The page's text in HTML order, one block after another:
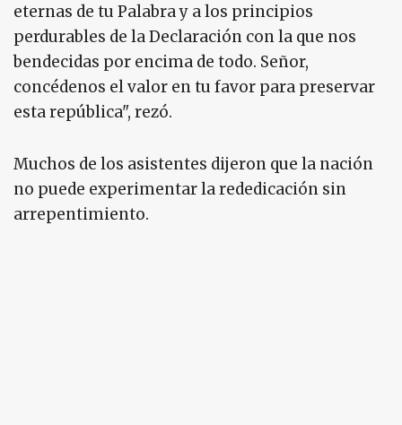
eternas de tu Palabra y a los principios
perdurables de la Declaración con la que nos
bendecidas por encima de todo. Señor,
concédenos el valor en tu favor para preservar
esta república", rezó.
Muchos de los asistentes dijeron que la nación
no puede experimentar la rededicación sin
arrepentimiento.